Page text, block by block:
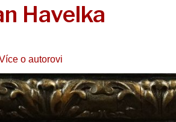
Havelka
o autorovi